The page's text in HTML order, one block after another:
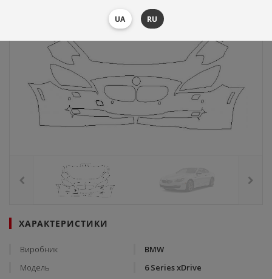
ХАРАКТЕРИСТИКИ
Виробник
BMW
Модель
6 Series xDrive
UA RU